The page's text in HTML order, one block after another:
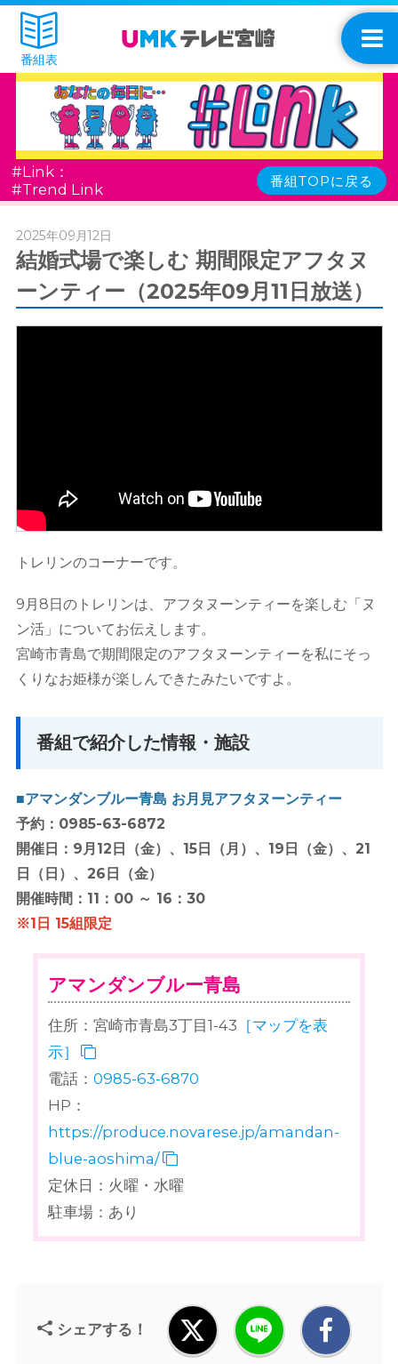
番組表
#Link：
#Trend Link
番組TOPに戻る
2025年09月12日
結婚式場で楽しむ 期間限定アフタヌ
ーンティー（2025年09月11日放送）
トレリンのコーナーです。
9月8日のトレリンは、アフタヌーンティーを楽しむ「ヌ
ン活」についてお伝えします。
宮崎市青島で期間限定のアフタヌーンティーを私にそっ
くりなお姫様が楽しんできたみたいですよ。
番組で紹介した情報・施設
■アマンダンブルー青島 お月見アフタヌーンティー
予約：0985-63-6872
開催日：9月12日（金）、15日（月）、19日（金）、21
日（日）、26日（金）
開催時間：11：00 ～ 16：30
※1日 15組限定
アマンダンブルー青島
住所：宮崎市青島3丁目1-43 ［マップを表
示］
電話：0985-63-6870
HP：
https://produce.novarese.jp/amandan-
blue-aoshima/
定休日：火曜・水曜
駐車場：あり
シェアする！